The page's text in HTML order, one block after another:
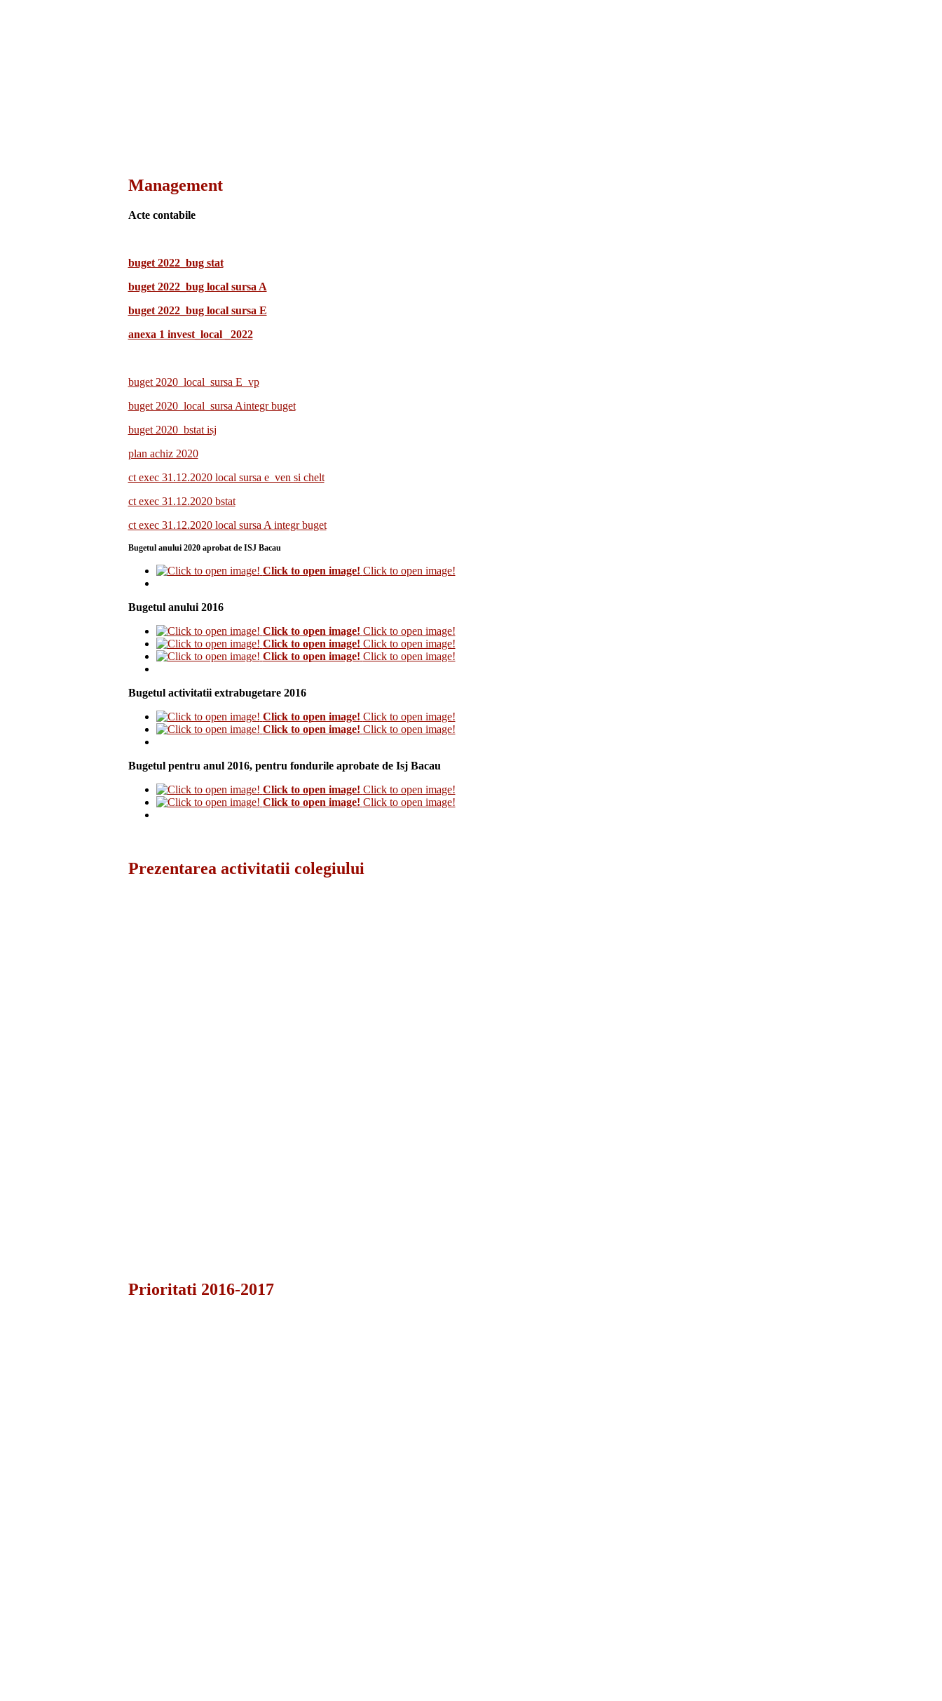
Management
Acte contabile
buget 2022_bug stat
buget 2022_bug local sursa A
buget 2022_bug local sursa E
anexa 1 invest_local _2022
buget 2020_local_sursa E_vp
buget 2020_local_sursa Aintegr buget
buget 2020_bstat isj
plan achiz 2020
ct exec 31.12.2020 local sursa e_ven si chelt
ct exec 31.12.2020 bstat
ct exec 31.12.2020 local sursa A integr buget
Bugetul anului 2020 aprobat de ISJ Bacau
Click to open image! Click to open image!
Bugetul anului 2016
Click to open image! Click to open image!
Click to open image! Click to open image!
Click to open image! Click to open image!
Bugetul activitatii extrabugetare 2016
Click to open image! Click to open image!
Click to open image! Click to open image!
Bugetul pentru anul 2016, pentru fondurile aprobate de Isj Bacau
Click to open image! Click to open image!
Click to open image! Click to open image!
Prezentarea activitatii colegiului
Prioritati 2016-2017